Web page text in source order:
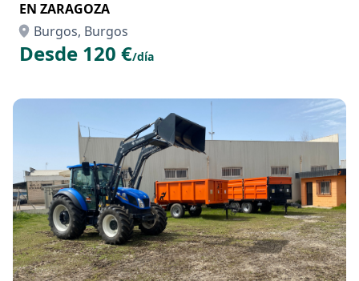
EN ZARAGOZA
Burgos, Burgos
Desde 120 €/día